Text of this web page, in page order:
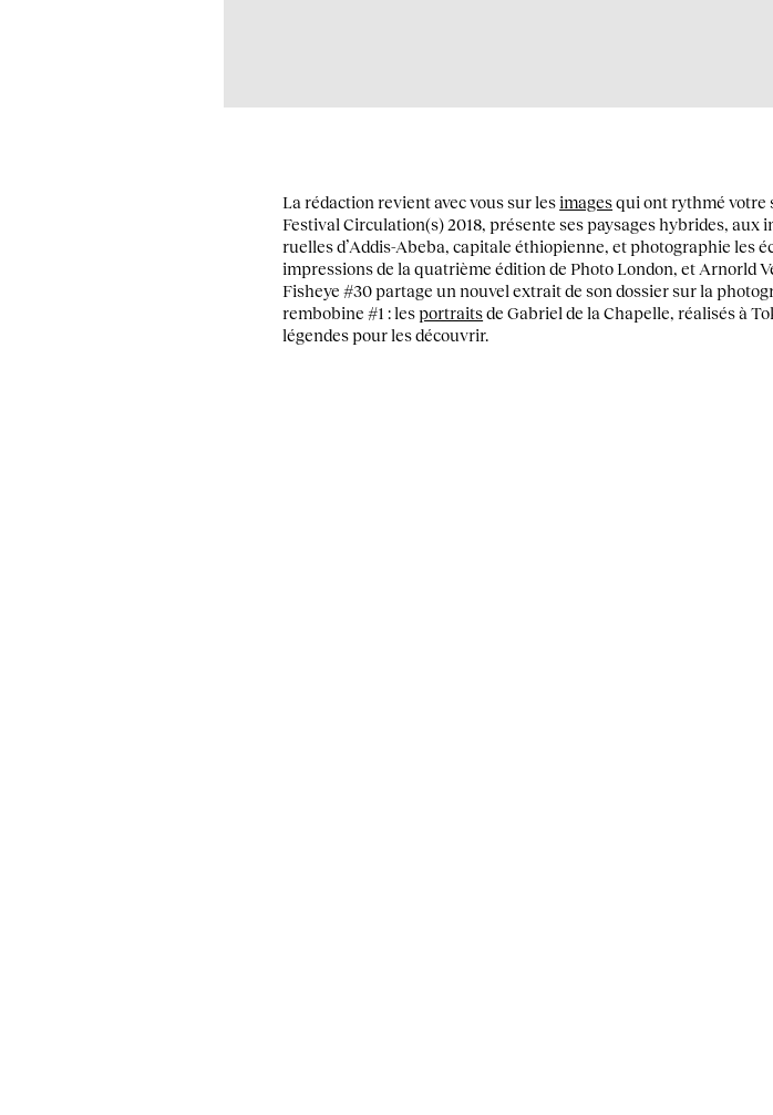
La rédaction revient avec vous sur lesimagesqui ont rythmé votre
Festival Circulation(s) 2018, présente ses paysages hybrides, aux
ruelles d’Addis-Abeba, capitale éthiopienne, et photographie les
impressions de la quatrième édition de Photo London, et Arnorld
Fisheye #30 partage un nouvel extrait de son dossier sur la
rembobine #1 : lesportraitsde Gabriel de la Chapelle, réalisés à
légendes pour les découvrir.